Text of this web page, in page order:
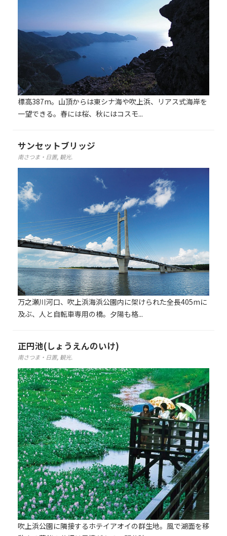
標高387m。山頂からは東シナ海や吹上浜、リアス式海岸を
一望できる。春には桜、秋にはコスモ...
サンセットブリッジ
南さつま・日置, 観光.
万之瀬川河口、吹上浜海浜公園内に架けられた全長405mに
及ぶ、人と自転車専用の橋。夕陽も格...
正円池(しょうえんのいけ)
南さつま・日置, 観光.
吹上浜公園に隣接するホテイアオイの群生地。風で湖面を移